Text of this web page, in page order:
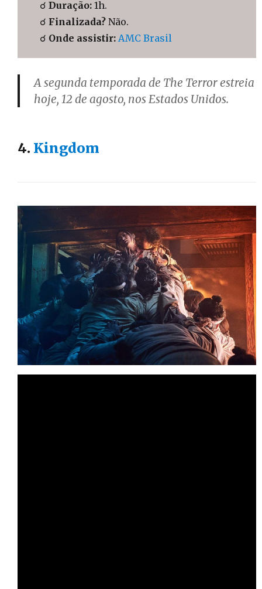
☌ Duração: 1h.
☌ Finalizada? Não.
☌ Onde assistir: AMC Brasil
A segunda temporada de The Terror estreia
hoje, 12 de agosto, nos Estados Unidos.
4. Kingdom